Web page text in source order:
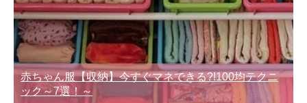
赤ちゃん服【収納】今すぐマネできる?!100均テクニ
ック～7選！～